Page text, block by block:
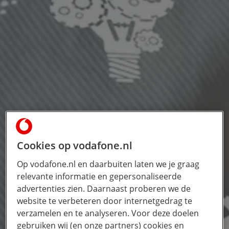
Cookies op vodafone.nl
Op vodafone.nl en daarbuiten laten we je graag
relevante informatie en gepersonaliseerde
advertenties zien. Daarnaast proberen we de
website te verbeteren door internetgedrag te
verzamelen en te analyseren. Voor deze doelen
gebruiken wij (en onze partners) cookies en